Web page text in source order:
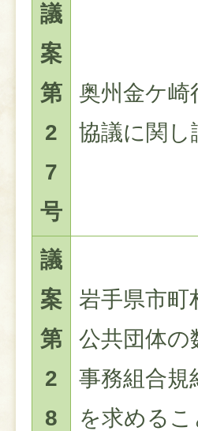
議
案
第
2
7
号
奥州金ケ崎
協議に関
議
案
第
2
8
岩手県市町
公共団体の
事務組合規
を求める